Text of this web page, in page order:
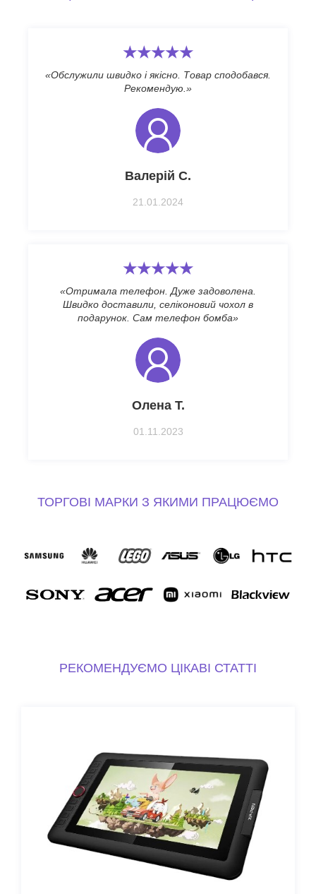
★★★★★
«Обслужили швидко і якісно. Товар сподобався.
Рекомендую.»
Валерій С.
21.01.2024
★★★★★
«Отримала телефон. Дуже задоволена.
Швидко доставили, селіконовий чохол в
подарунок. Сам телефон бомба»
Олена Т.
01.11.2023
ТОРГОВІ МАРКИ З ЯКИМИ ПРАЦЮЄМО
РЕКОМЕНДУЄМО ЦІКАВІ СТАТТІ